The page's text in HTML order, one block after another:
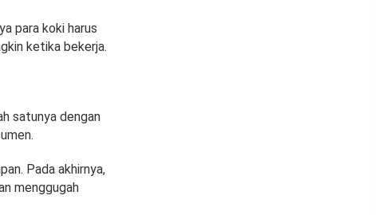
para koki harus
ketika bekerja.
satunya dengan
Pada akhirnya,
menggugah